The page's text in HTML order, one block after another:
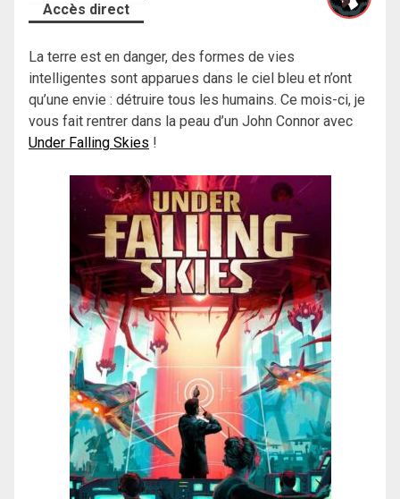
Accès direct
La terre est en danger, des formes de vies
intelligentes sont apparues dans le ciel bleu et n’ont
qu’une envie : détruire tous les humains. Ce mois-ci, je
vous fait rentrer dans la peau d’un John Connor avec
Under Falling Skies !